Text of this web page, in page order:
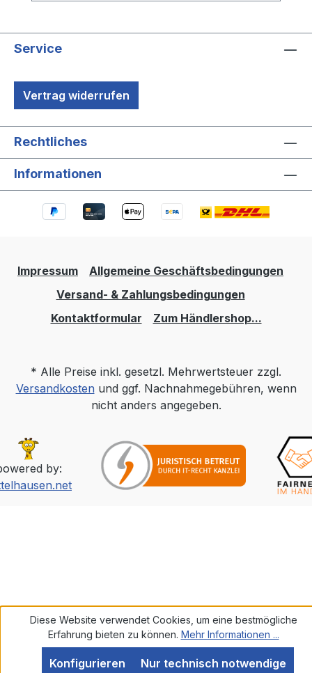
Service
Vertrag widerrufen
Rechtliches
Informationen
Impressum
Allgemeine Geschäftsbedingungen
Versand- & Zahlungsbedingungen
Kontaktformular
Zum Händlershop...
* Alle Preise inkl. gesetzl. Mehrwertsteuer zzgl.
Versandkostenund ggf. Nachnahmegebühren, wenn
nicht anders angegeben.
by:
Diese Website verwendet Cookies, um eine bestmögliche
Erfahrung bieten zu können. Mehr Informationen ...
Nur technisch notwendige
Konfigurieren